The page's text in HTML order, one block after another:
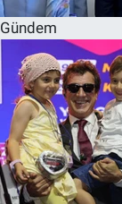
Gündem